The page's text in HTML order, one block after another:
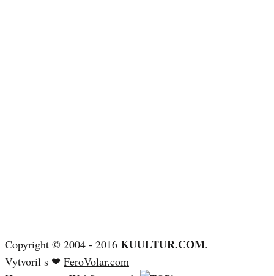
Copyright © 2004 - 2016 KUULTUR.COM.
Vytvoril s ❤ FeroVolar.com